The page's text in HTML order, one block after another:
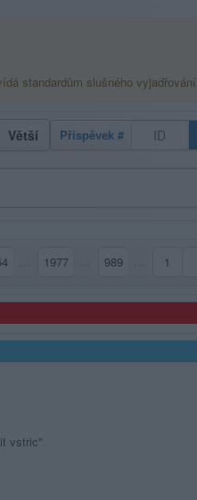
standardům slušného vyjadřování.
Větší Příspěvek #
1977 989 1
vstric"